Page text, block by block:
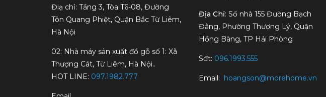
Điạ chỉ: Tầng 3, Tòa T6-08, Đường
Tôn Quang Phiệt, Quận Bắc Từ Liêm,
Hà Nội
02: Nhà máy sản xuất đồ gỗ số 1: Xã
Thượng Cát, Từ Liêm, Hà Nội..
HOT LINE: 097.1982.777
Địa Chỉ: Số nhà 155 Đường Bạch
Đằng, Phường Thượng Lý, Quận
Hồng Bàng, TP Hải Phòng
Sđt: 096.1993.555
Email: hoangson@morehome.vn